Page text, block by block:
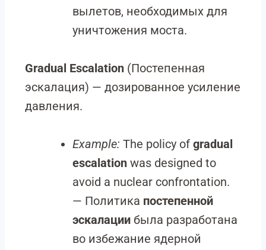
вылетов, необходимых для
уничтожения моста.
Gradual Escalation (Постепенная
эскалация) — дозированное усиление
давления.
Example: The policy of gradual
escalation was designed to
avoid a nuclear confrontation.
— Политика постепенной
эскалации была разработана
во избежание ядерной